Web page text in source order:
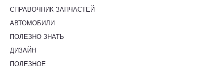
СПРАВОЧНИК ЗАПЧАСТЕЙ
АВТОМОБИЛИ
ПОЛЕЗНО ЗНАТЬ
ДИЗАЙН
ПОЛЕЗНОЕ